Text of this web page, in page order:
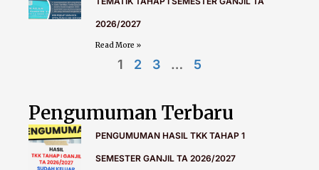
2026/2027
Read More »
1 2 3 … 5
Pengumuman Terbaru
PENGUMUMAN HASIL TKK TAHAP 1
SEMESTER GANJIL TA 2026/2027